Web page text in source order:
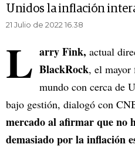
Unidos la inflación
21 Julio de 2022 16.38
L arry Fink, actual
BlackRock, el mayor
mundo con cerca de
bajo gestión, dialogó con
mercado al afirmar que no
demasiado por la inflación